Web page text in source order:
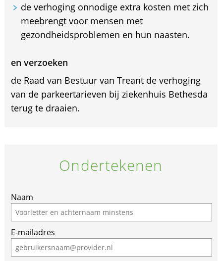
de verhoging onnodige extra kosten met zich
meebrengt voor mensen met
gezondheidsproblemen en hun naasten.
en verzoeken
de Raad van Bestuur van Treant de verhoging
van de parkeertarieven bij ziekenhuis Bethesda
terug te draaien.
Ondertekenen
Naam
E-mailadres